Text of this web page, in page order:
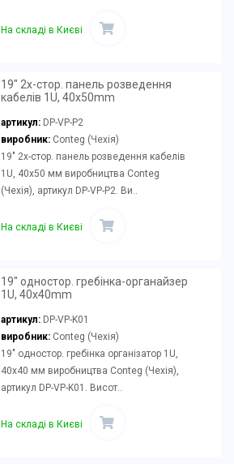
На складі в Києві
19" 2х-стор. панель розведення
кабелів 1U, 40x50mm
артикул: DP-VP-P2
виробник:Conteg (Чехія)
19" 2х-стор. панель розведення кабелів
1U, 40x50 мм виробництва Conteg
(Чехія), артикул DP-VP-P2. Ви..
На складі в Києві
19" одностор. гребінка-органайзер
1U, 40x40mm
артикул: DP-VP-K01
виробник:Conteg (Чехія)
19" одностор. гребінка організатор 1U,
40x40 мм виробництва Conteg (Чехія),
артикул DP-VP-K01. Висот..
На складі в Києві